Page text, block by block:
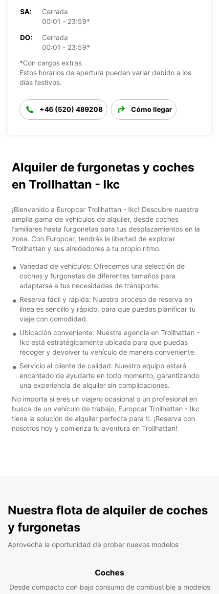
SA:
Cerrada
00:01 - 23:59*
DO:
Cerrada
00:01 - 23:59*
*Con cargos extras
Estos horarios de apertura pueden variar debido a los
días festivos.
+46 (520) 489208 Cómo llegar
Alquiler de furgonetas y coches
en Trollhattan - Ikc
¡Bienvenido a Europcar Trollhattan - Ikc! Descubre nuestra
amplia gama de vehículos de alquiler, desde coches
familiares hasta furgonetas para tus desplazamientos en la
zona. Con Europcar, tendrás la libertad de explorar
Trollhattan y sus alrededores a tu propio ritmo.
Variedad de vehículos: Ofrecemos una selección de
coches y furgonetas de diferentes tamaños para
adaptarse a tus necesidades de transporte.
Reserva fácil y rápida: Nuestro proceso de reserva en
línea es sencillo y rápido, para que puedas planificar tu
viaje con comodidad.
Ubicación conveniente: Nuestra agencia en Trollhattan -
Ikc está estratégicamente ubicada para que puedas
recoger y devolver tu vehículo de manera conveniente.
Servicio al cliente de calidad: Nuestro equipo estará
encantado de ayudarte en todo momento, garantizando
una experiencia de alquiler sin complicaciones.
No importa si eres un viajero ocasional o un profesional en
busca de un vehículo de trabajo, Europcar Trollhattan - Ikc
tiene la solución de alquiler perfecta para ti. ¡Reserva con
nosotros hoy y comienza tu aventura en Trollhattan!
Nuestra flota de alquiler de coches
y furgonetas
Aprovecha la oportunidad de probar nuevos modelos
Coches
Desde compacto con bajo consumo de combustible a modelos